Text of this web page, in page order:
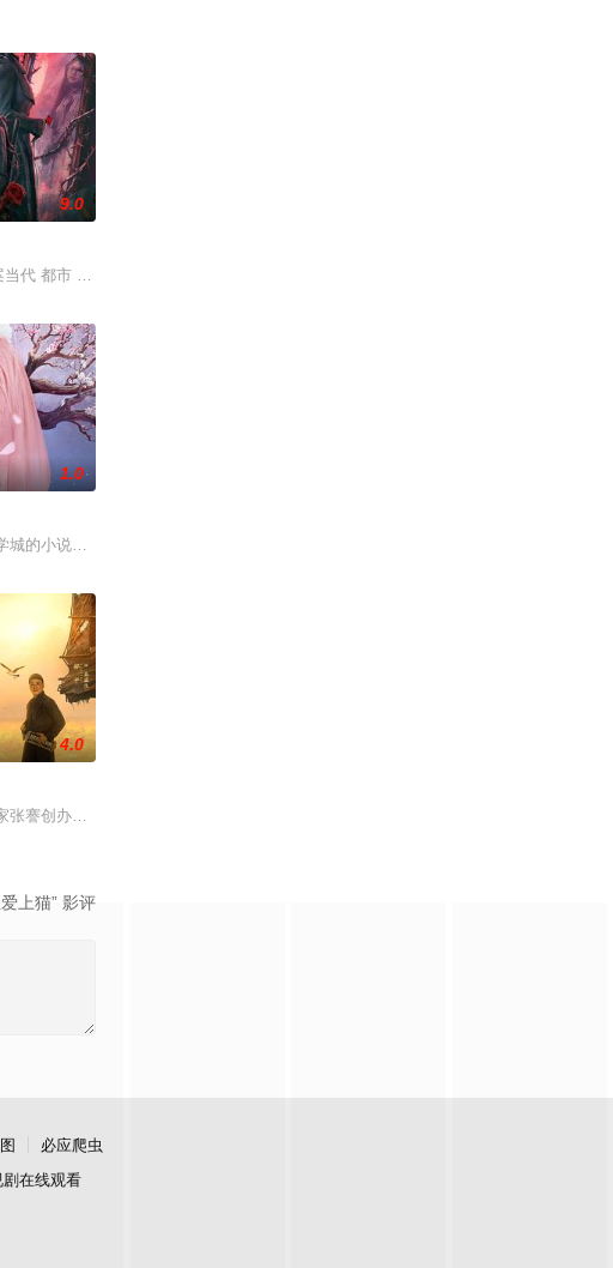
落地的瞬间，灵
传统刑侦手段，接连破获数起重案要案的艰难过程
冷血少帅许又安与昆曲名伶荣筱楠推向不死不休的对立绝境。而他们不知，对方正是
9.0
代 都市 海南越酷文化传媒有限公司
娶亲、五鬼运
十年前的她被他从死人堆里救出来，蓬头垢面口齿不清
儿顾炎带自己用程序员身份卧底电诈集团以求查出未婚妻离奇死亡的真相。两人联手
1.0
的小说《平阳公主》。
微热，还听见自
身是身负玄鸟之力的夜族公主，前世相恋遭他任务背叛
中，郭子剑因不满演习流于形式，假传指令要求真打实抗，虽引发哗然，却获赏识调任
4.0
张謇创办大生企业，实业报国的故事。甲午战争后，国家蒙羞，张謇虽高中状元，却渴
上猫” 影评
必应爬虫
在线观看